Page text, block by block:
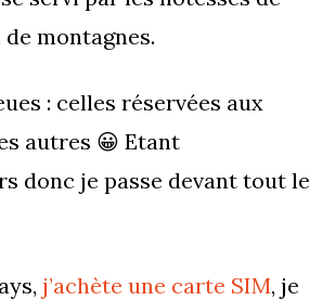
montagnes.
: celles réservées aux
autres 😀 Etant
donc je passe devant tout le
j’achète une carte SIM, je